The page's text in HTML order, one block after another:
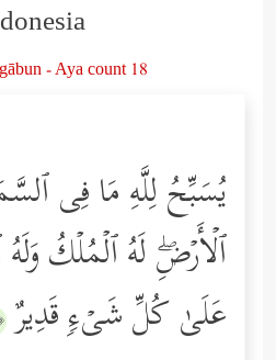
- Aya count 18
یُسَبِّحُ لِلَّهِ مَا فِی
ٱلۡأَرۡضِۖ لَهُ ٱلۡمُلۡكُ
عَلَىٰ كُلِّ شَیۡءࣲ قَدِیرٌ